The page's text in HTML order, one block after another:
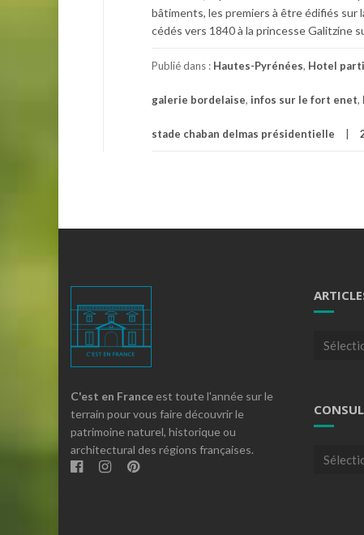
bâtiments, les premiers à être édifiés
cédés vers 1840 à la princesse Galitzine
Publié dans : Hautes-Pyrénées, Hotel
galerie bordelaise, infos sur le fort enet,
stade chaban delmas présidentielle
C'est en France est toute l'année sur le
terrain pour vous faire découvrir le
patrimoine naturel, historique ou
architectural des régions françaises.
Articles
Consultez